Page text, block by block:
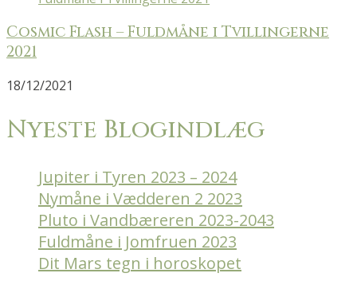
Cosmic Flash – Fuldmåne i Tvillingerne
2021
18/12/2021
Nyeste Blogindlæg
Jupiter i Tyren 2023 – 2024
Nymåne i Vædderen 2 2023
Pluto i Vandbæreren 2023-2043
Fuldmåne i Jomfruen 2023
Dit Mars tegn i horoskopet